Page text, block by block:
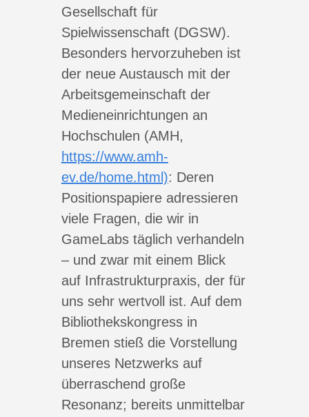
Gesellschaft für
Spielwissenschaft (DGSW).
Besonders hervorzuheben ist
der neue Austausch mit der
Arbeitsgemeinschaft der
Medieneinrichtungen an
Hochschulen (AMH,
https://www.amh-
ev.de/home.html): Deren
Positionspapiere adressieren
viele Fragen, die wir in
GameLabs täglich verhandeln
– und zwar mit einem Blick
auf Infrastrukturpraxis, der für
uns sehr wertvoll ist. Auf dem
Bibliothekskongress in
Bremen stieß die Vorstellung
unseres Netzwerks auf
überraschend große
Resonanz; bereits unmittelbar